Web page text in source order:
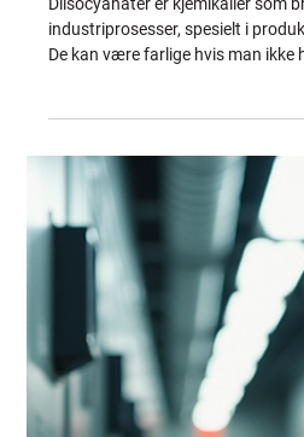
May 11
3 min read
e-læringskurs
Diisocyanater er kjemikalier som
industriprosesser, spesielt i
De kan være farlige hvis man ikke
det viktig å lære om sikker bruk.
diisocyanater e-læringskurs er en
nødvendig kunnskap på. Med et
selv og andre. Det gir deg også
har forstått risikoene og hvordan